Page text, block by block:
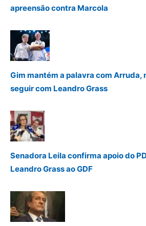
apreensão contra Marcola
Gim mantém a palavra com Arruda,
seguir com Leandro Grass
Senadora Leila confirma apoio do
Leandro Grass ao GDF